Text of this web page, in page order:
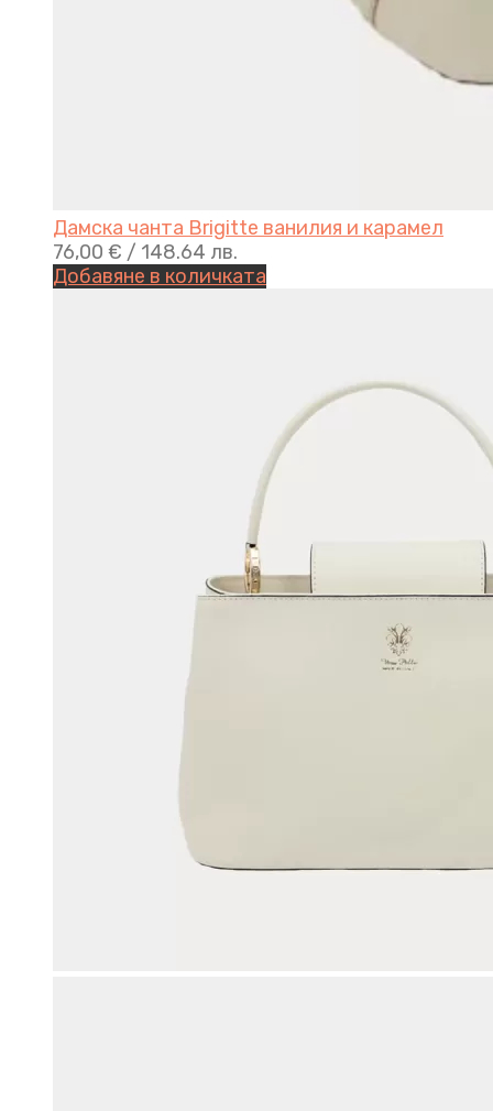
Дамска чанта Brigitte ванилия и карамел
76,00 € / 148.64 лв.
Добавяне в количката